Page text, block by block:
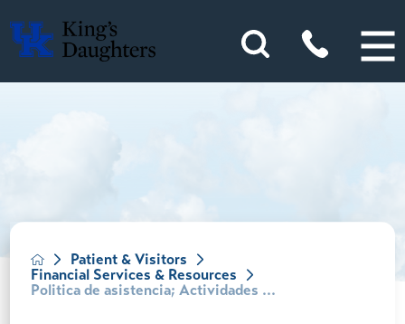
Patient & Visitors
Financial Services & Resources
Politica de asistencia; Actividades ...